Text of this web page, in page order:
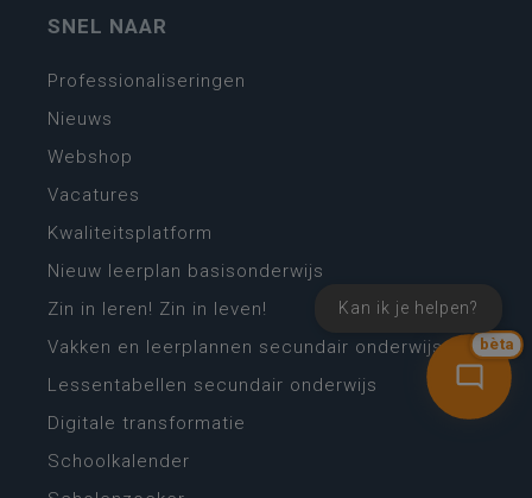
bèta
Kan ik je helpen?
SNEL NAAR
Professionaliseringen
Nieuws
Webshop
Vacatures
Kwaliteitsplatform
Nieuw leerplan basisonderwijs
Zin in leren! Zin in leven!
Vakken en leerplannen secundair onderwijs
Lessentabellen secundair onderwijs
Digitale transformatie
Schoolkalender